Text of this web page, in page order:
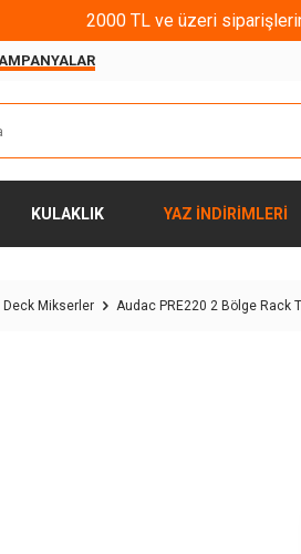
2000 TL ve üzeri
KULAKLIK YAZ İNDİRİMLERİ
Deck Mikserler Audac PRE220 2 Bölge Rack